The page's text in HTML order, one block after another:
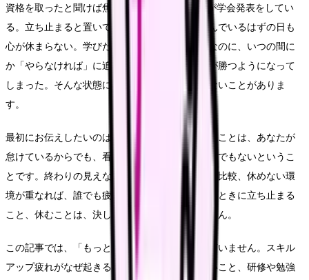
資格を取ったと聞けば焦り、SNSを開けば誰かが学会発表をしてい
る。立ち止まると置いていかれる気がして、休んでいるはずの日も
心が休まらない。学びたい気持ちはあったはずなのに、いつの間に
か「やらなければ」に追われ、楽しさより疲れが勝つようになって
しまった。そんな状態に、自分でも気づいていないことがありま
す。
最初にお伝えしたいのは、スキルアップに疲れることは、あなたが
怠けているからでも、看護師に向いていないからでもないというこ
とです。終わりの見えない学びの要求、周囲との比較、休めない環
境が重なれば、誰でも疲れます。そして、疲れたときに立ち止まる
こと、休むことは、決して悪いことではありません。
この記事では、「もっと頑張りましょう」とは言いません。スキル
アップ疲れがなぜ起きるのか、立ち止まっていいこと、研修や勉強